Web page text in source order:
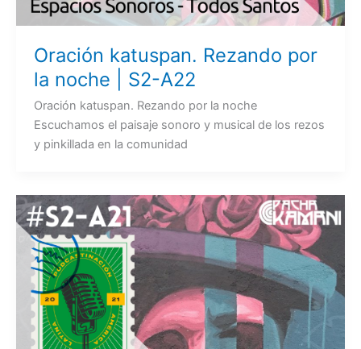
Oración katuspan. Rezando por
la noche | S2-A22
Oración katuspan. Rezando por la noche
Escuchamos el paisaje sonoro y musical de los rezos
y pinkillada en la comunidad